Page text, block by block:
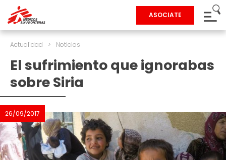
ASOCIATE
Actualidad > Noticias
El sufrimiento que ignorabas
sobre Siria
26/09/2017